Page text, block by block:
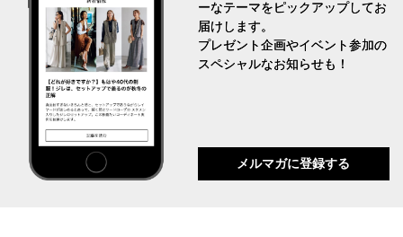
ーなテーマをピックアップしてお
届けします。
プレゼント企画やイベント参加の
スペシャルなお知らせも！
メルマガに登録する